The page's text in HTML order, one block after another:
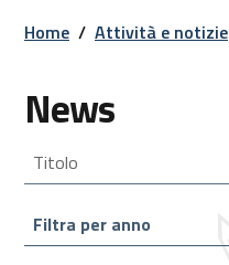
Home / Attività e notizie
News
cerca per
Filtra per anno